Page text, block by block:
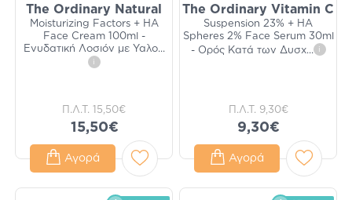
The Ordinary Natural
Moisturizing Factors + HA
Face Cream 100ml -
Ενυδατική Λοσιόν με Υαλο...
i
Π.Λ.Τ. 15,50€
15,50€
Αγορά
The Ordinary Vitamin C
Suspension 23% + HA
Spheres 2% Face Serum 30ml
- Ορός Κατά των Δυσχ... i
Π.Λ.Τ. 9,30€
9,30€
Αγορά